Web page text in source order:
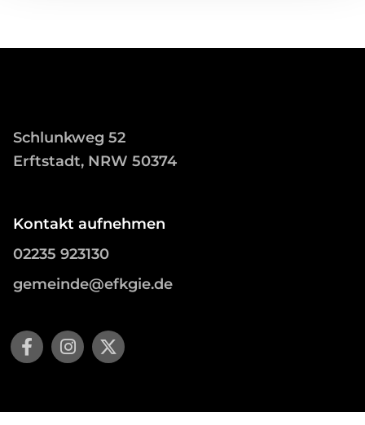
Schlunkweg 52
Erftstadt, NRW 50374
Kontakt aufnehmen
02235 923130
gemeinde@efkgie.de